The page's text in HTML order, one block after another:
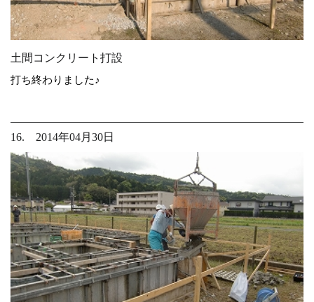
土間コンクリート打設
打ち終わりました♪
16. 2014年04月30日